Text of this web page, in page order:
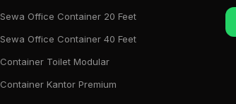
Sewa Office Container 20 Feet
Sewa Office Container 40 Feet
Container Toilet Modular
Container Kantor Premium